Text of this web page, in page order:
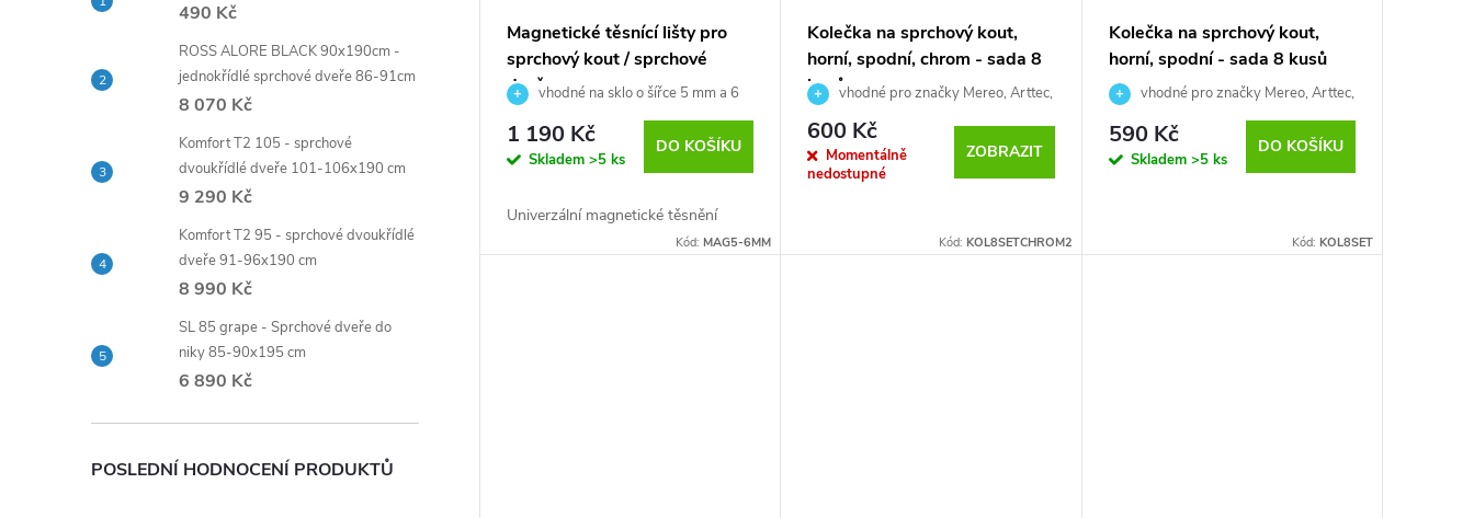
490 Kč
ROSS ALORE BLACK 90x190cm -
jednokřídlé sprchové dveře 86-91cm
8 070 Kč
Komfort T2 105 - sprchové
dvoukřídlé dveře 101-106x190 cm
9 290 Kč
Komfort T2 95 - sprchové dvoukřídlé
dveře 91-96x190 cm
8 990 Kč
SL 85 grape - Sprchové dveře do
niky 85-90x195 cm
6 890 Kč
POSLEDNÍ HODNOCENÍ PRODUKTŮ
Magnetické těsnící lišty pro
sprchový kout / sprchové
dveřevhodné na sklo o šířce 5 mm a 6
1 190 Kč
Skladem >5 ks
DO KOŠÍKU
Univerzální magnetické těsnění
Kód: MAG5-6MM
Kolečka na sprchový kout,
horní, spodní, chrom - sada 8
kusůvhodné pro značky Mereo, Arttec,
ROSS, Roltechnik, Hopa, Sanotechnik,
EISL atd.
600 Kč
Momentálně
nedostupné
ZOBRAZIT
Kód: KOL8SETCHROM2
Kolečka na sprchový kout,
horní, spodní - sada 8 kusů
vhodné pro značky Mereo, Arttec,
ROSS, Roltechnik, Hopa, Sanotechnik,
EISL atd.
590 Kč
Skladem >5 ks
DO KOŠÍKU
Kód: KOL8SET